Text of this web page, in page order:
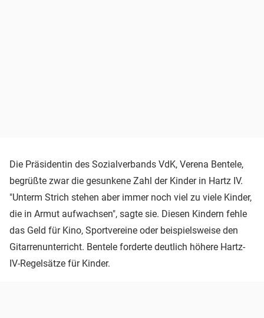
Die Präsidentin des Sozialverbands VdK, Verena Bentele,
begrüßte zwar die gesunkene Zahl der Kinder in Hartz IV.
"Unterm Strich stehen aber immer noch viel zu viele Kinder,
die in Armut aufwachsen", sagte sie. Diesen Kindern fehle
das Geld für Kino, Sportvereine oder beispielsweise den
Gitarrenunterricht. Bentele forderte deutlich höhere Hartz-
IV-Regelsätze für Kinder.